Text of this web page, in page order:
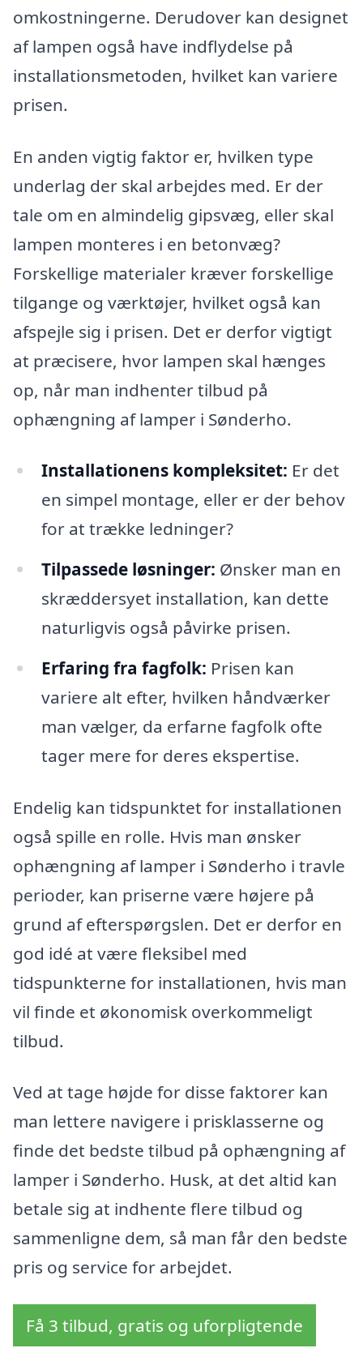
omkostningerne. Derudover kan designet
af lampen også have indflydelse på
installationsmetoden, hvilket kan variere
prisen.
En anden vigtig faktor er, hvilken type
underlag der skal arbejdes med. Er der
tale om en almindelig gipsvæg, eller skal
lampen monteres i en betonvæg?
Forskellige materialer kræver forskellige
tilgange og værktøjer, hvilket også kan
afspejle sig i prisen. Det er derfor vigtigt
at præcisere, hvor lampen skal hænges
op, når man indhenter tilbud på
ophængning af lamper i Sønderho.
Installationens kompleksitet: Er det
en simpel montage, eller er der behov
for at trække ledninger?
Tilpassede løsninger: Ønsker man en
skræddersyet installation, kan dette
naturligvis også påvirke prisen.
Erfaring fra fagfolk: Prisen kan
variere alt efter, hvilken håndværker
man vælger, da erfarne fagfolk ofte
tager mere for deres ekspertise.
Endelig kan tidspunktet for installationen
også spille en rolle. Hvis man ønsker
ophængning af lamper i Sønderho i travle
perioder, kan priserne være højere på
grund af efterspørgslen. Det er derfor en
god idé at være fleksibel med
tidspunkterne for installationen, hvis man
vil finde et økonomisk overkommeligt
tilbud.
Ved at tage højde for disse faktorer kan
man lettere navigere i prisklasserne og
finde det bedste tilbud på ophængning af
lamper i Sønderho. Husk, at det altid kan
betale sig at indhente flere tilbud og
sammenligne dem, så man får den bedste
pris og service for arbejdet.
Få 3 tilbud, gratis og uforpligtende